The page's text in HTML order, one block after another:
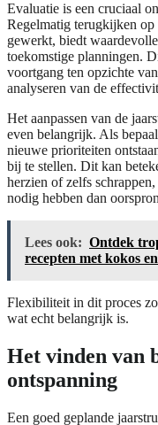
Evaluatie is een cruciaal
Regelmatig terugkijken
gewerkt, biedt
toekomstige planningen.
voortgang ten opzichte
analyseren van de
Het aanpassen van de
even belangrijk. Als
nieuwe prioriteiten
bij te stellen. Dit kan
herzien of zelfs
nodig hebben dan
Lees ook: Ontdek
recepten met kokos
Flexibiliteit in dit proces
wat echt belangrijk is.
Het vinden van
ontspanning
Een goed geplande